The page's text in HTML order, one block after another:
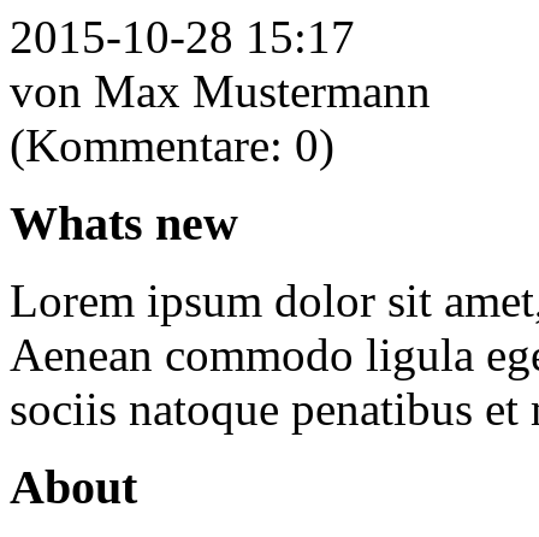
2015-10-28 15:17
von Max Mustermann
(Kommentare: 0)
Whats new
Lorem ipsum dolor sit
Aenean commodo ligula
sociis natoque penatibus et
About